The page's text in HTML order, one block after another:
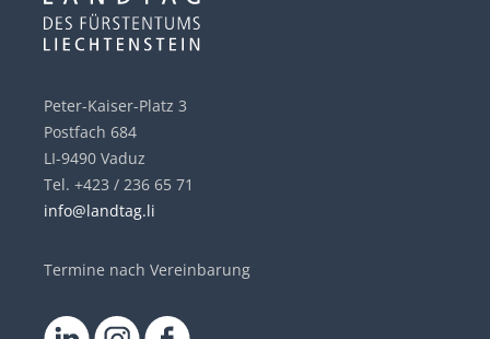
Peter-Kaiser-Platz 3
Postfach 684
LI-9490 Vaduz
Tel. +423 / 236 65 71
info@landtag.li
Termine nach Vereinbarung